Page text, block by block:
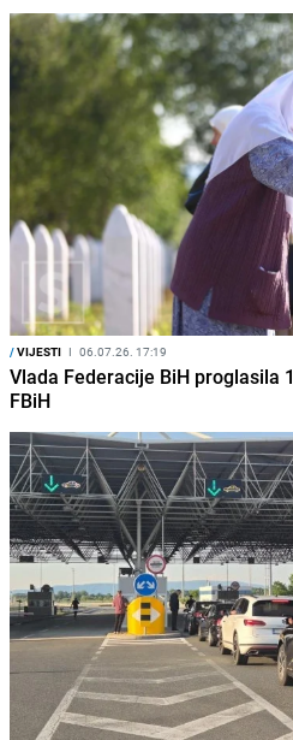
/VIJESTI I 06.07.26. 17:19
Vlada Federacije BiH proglasila
FBiH